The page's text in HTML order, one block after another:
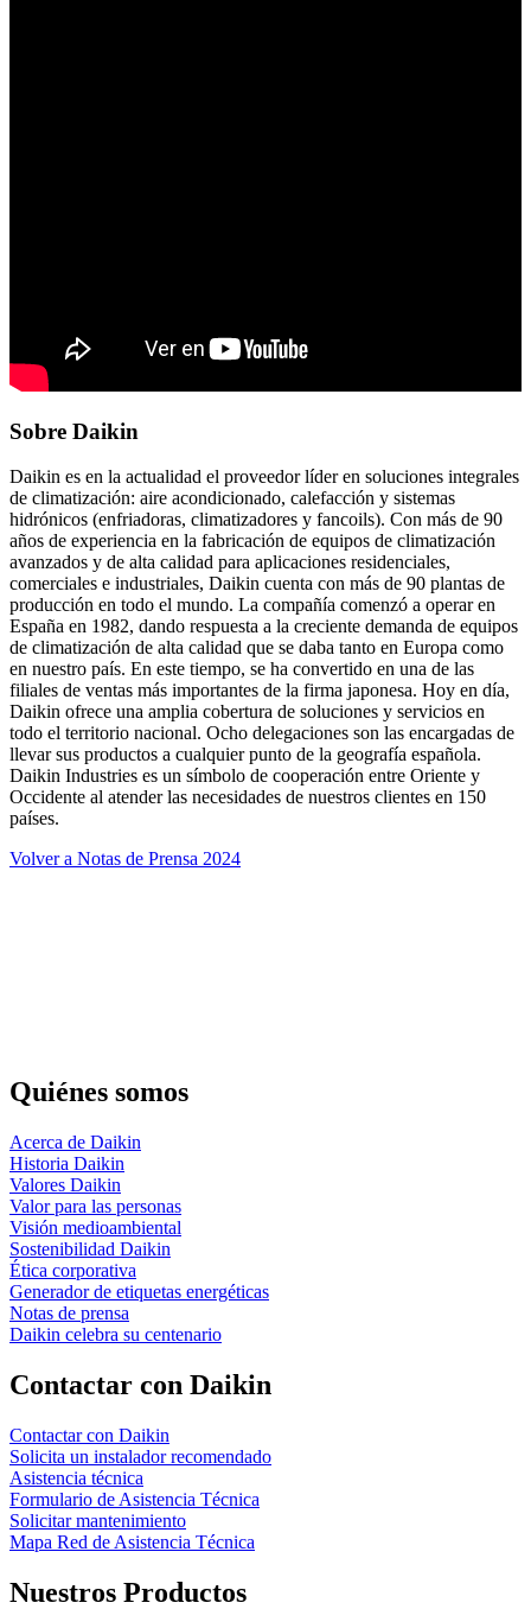
Sobre Daikin
Daikin es en la actualidad el proveedor líder en soluciones integrales
de climatización: aire acondicionado, calefacción y sistemas
hidrónicos (enfriadoras, climatizadores y fancoils). Con más de 90
años de experiencia en la fabricación de equipos de climatización
avanzados y de alta calidad para aplicaciones residenciales,
comerciales e industriales, Daikin cuenta con más de 90 plantas de
producción en todo el mundo. La compañía comenzó a operar en
España en 1982, dando respuesta a la creciente demanda de equipos
de climatización de alta calidad que se daba tanto en Europa como
en nuestro país. En este tiempo, se ha convertido en una de las
filiales de ventas más importantes de la firma japonesa. Hoy en día,
Daikin ofrece una amplia cobertura de soluciones y servicios en
todo el territorio nacional. Ocho delegaciones son las encargadas de
llevar sus productos a cualquier punto de la geografía española.
Daikin Industries es un símbolo de cooperación entre Oriente y
Occidente al atender las necesidades de nuestros clientes en 150
países.
Volver a Notas de Prensa 2024
Quiénes somos
Acerca de Daikin
Historia Daikin
Valores Daikin
Valor para las personas
Visión medioambiental
Sostenibilidad Daikin
Ética corporativa
Generador de etiquetas energéticas
Notas de prensa
Daikin celebra su centenario
Contactar con Daikin
Contactar con Daikin
Solicita un instalador recomendado
Asistencia técnica
Formulario de Asistencia Técnica
Solicitar mantenimiento
Mapa Red de Asistencia Técnica
Nuestros Productos